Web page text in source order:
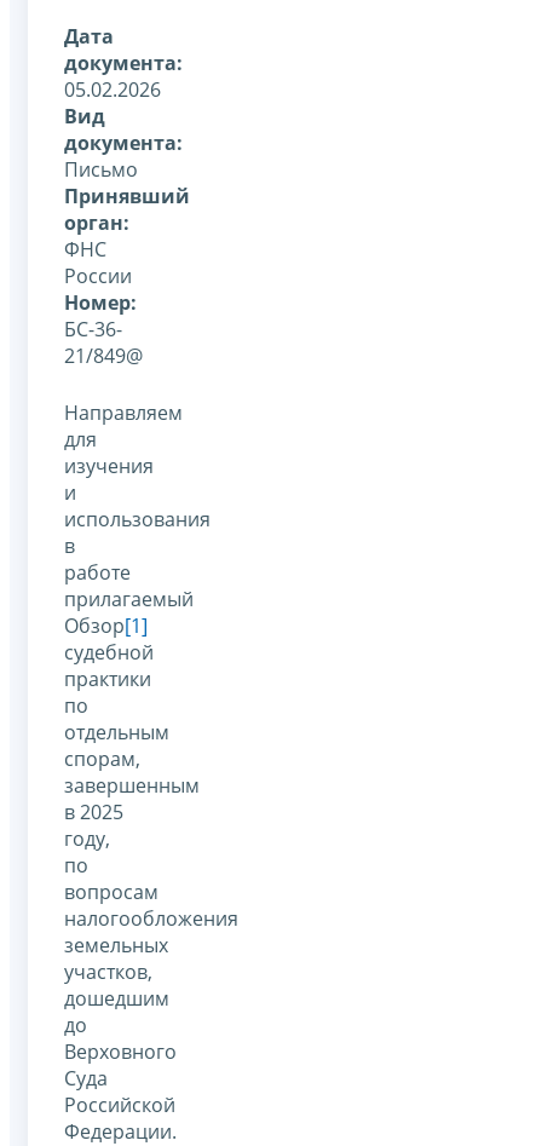
Дата
документа:
05.02.2026
Вид
документа:
Письмо
Принявший
орган:
ФНС
России
Номер:
БС-36-
21/849@
Направляем
для
изучения
и
использования
в
работе
прилагаемый
Обзор[1]
судебной
практики
по
отдельным
спорам,
завершенным
в 2025
году,
по
вопросам
налогообложения
земельных
участков,
дошедшим
до
Верховного
Суда
Российской
Федерации.